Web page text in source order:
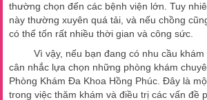
thường chọn đến các bệnh viện lớn. Tuy
này thường xuyên quá tải, và nếu chồng
có thể tốn rất nhiều thời gian và công sức.
Vì vậy, nếu bạn đang có nhu cầu khám
cân nhắc lựa chọn những phòng khám
Phòng Khám Đa Khoa Hồng Phúc. Đây là
trong việc thăm khám và điều trị các vấn đề